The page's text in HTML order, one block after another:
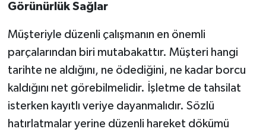
Görünürlük Sağlar
Müşteriyle düzenli çalışmanın en önemli
parçalarından biri mutabakattır. Müşteri hangi
tarihte ne aldığını, ne ödediğini, ne kadar borcu
kaldığını net görebilmelidir. İşletme de tahsilat
isterken kayıtlı veriye dayanmalıdır. Sözlü
hatırlatmalar yerine düzenli hareket dökümü